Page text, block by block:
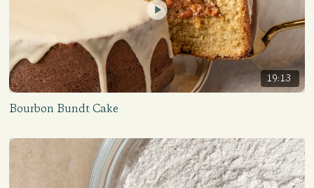
19:13
Bourbon Bundt Cake